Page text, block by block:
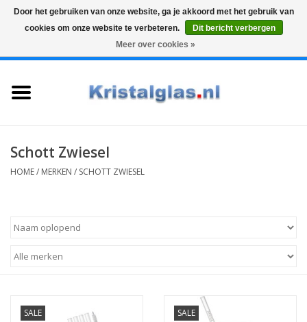
Graveren
Karaffen
Cadeaus
Schott Zwiesel
HOME/ MERKEN / SCHOTT ZWIESEL
SALE SALE
Door het gebruiken van onze website, ga je akkoord met het gebruik van
cookies om onze website te verbeteren.
Dit bericht verbergen
Meer over cookies »